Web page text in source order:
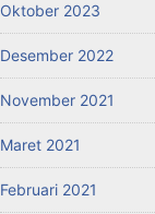
Oktober 2023
Desember 2022
November 2021
Maret 2021
Februari 2021